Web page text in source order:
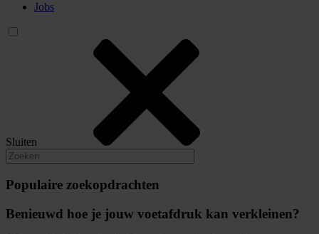
Jobs
Sluiten
Populaire zoekopdrachten
Benieuwd hoe je jouw voetafdruk kan verkleinen?